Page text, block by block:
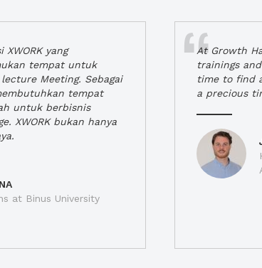
yang
tempat untuk
Meeting. Sebagai
tempat
untuk berbisnis
XWORK bukan hanya
at Binus University
At Growth
trainings
time to find
a precious